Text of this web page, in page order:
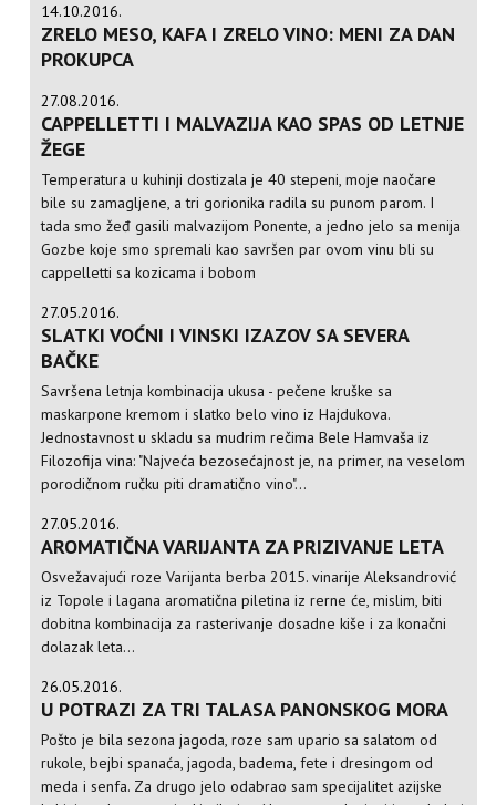
14.10.2016.
ZRELO MESO, KAFA I ZRELO VINO: MENI ZA DAN
PROKUPCA
27.08.2016.
CAPPELLETTI I MALVAZIJA KAO SPAS OD LETNJE
ŽEGE
Temperatura u kuhinji dostizala je 40 stepeni, moje naočare
bile su zamagljene, a tri gorionika radila su punom parom. I
tada smo žeđ gasili malvazijom Ponente, a jedno jelo sa menija
Gozbe koje smo spremali kao savršen par ovom vinu bli su
cappelletti sa kozicama i bobom
27.05.2016.
SLATKI VOĆNI I VINSKI IZAZOV SA SEVERA
BAČKE
Savršena letnja kombinacija ukusa - pečene kruške sa
maskarpone kremom i slatko belo vino iz Hajdukova.
Jednostavnost u skladu sa mudrim rečima Bele Hamvaša iz
Filozofija vina: "Najveća bezosećajnost je, na primer, na veselom
porodičnom ručku piti dramatično vino"...
27.05.2016.
AROMATIČNA VARIJANTA ZA PRIZIVANJE LETA
Osvežavajući roze Varijanta berba 2015. vinarije Aleksandrović
iz Topole i lagana aromatična piletina iz rerne će, mislim, biti
dobitna kombinacija za rasterivanje dosadne kiše i za konačni
dolazak leta...
26.05.2016.
U POTRAZI ZA TRI TALASA PANONSKOG MORA
Pošto je bila sezona jagoda, roze sam upario sa salatom od
rukole, bejbi spanaća, jagoda, badema, fete i dresingom od
meda i senfa. Za drugo jelo odabrao sam specijalitet azijske